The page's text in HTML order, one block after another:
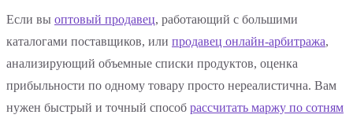
Если вы оптовый продавец, работающий с большими
каталогами поставщиков, или продавец онлайн-арбитража,
анализирующий объемные списки продуктов, оценка
прибыльности по одному товару просто нереалистична. Вам
нужен быстрый и точный способ рассчитать маржу по сотням